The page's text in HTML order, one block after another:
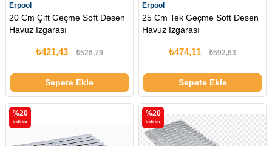
Erpool
20 Cm Çift Geçme Soft Desen
Havuz Izgarası
₺421,43 ₺526,79
Sepete Ekle
Erpool
25 Cm Tek Geçme Soft Desen
Havuz Izgarası
₺474,11 ₺592,63
Sepete Ekle
%20
i̇ndirim
%20
i̇ndirim